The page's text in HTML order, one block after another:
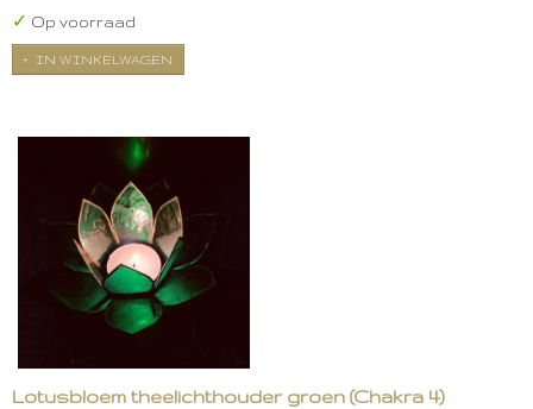
✓ Op voorraad
IN WINKELWAGEN
Lotusbloem theelichthouder groen (Chakra 4)